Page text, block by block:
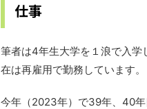
仕事
筆者は4年生大学を１浪で入学
在は再雇用で勤務しています。
今年（2023年）で39年、40年